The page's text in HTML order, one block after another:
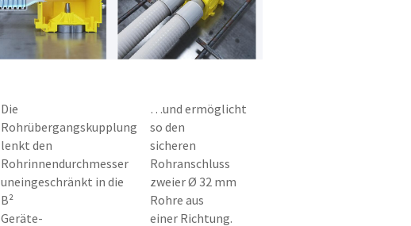
Die
Rohrübergangskupplung
lenkt den
Rohrinnendurchmesser
uneingeschränkt in die
B²
Geräte-
…und ermöglicht
so den
sicheren
Rohranschluss
zweier Ø 32 mm
Rohre aus
einer Richtung.